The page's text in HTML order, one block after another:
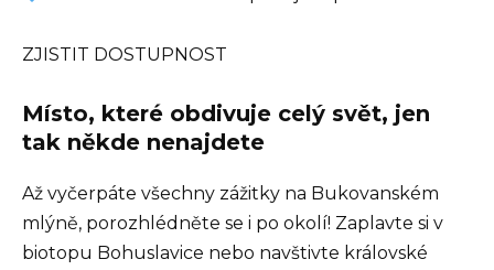
ZJISTIT DOSTUPNOST
Místo, které obdivuje celý svět, jen
tak někde nenajdete
Až vyčerpáte všechny zážitky na Bukovanském
mlýně, porozhlédněte se i po okolí! Zaplavte si v
biotopu Bohuslavice nebo navštivte královské